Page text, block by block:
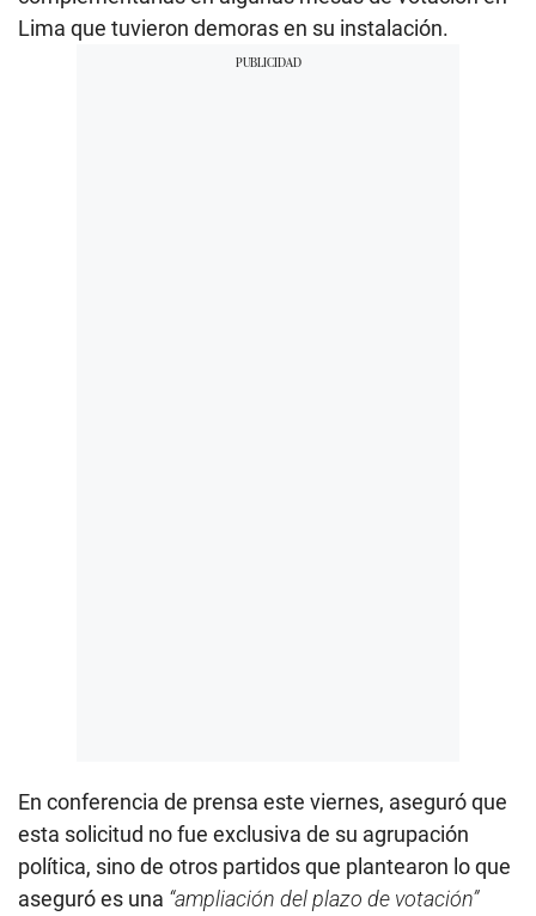
Lima que tuvieron demoras en su instalación.
En conferencia de prensa este viernes, aseguró que
esta solicitud no fue exclusiva de su agrupación
política, sino de otros partidos que plantearon lo que
aseguró es una “ampliación del plazo de votación”